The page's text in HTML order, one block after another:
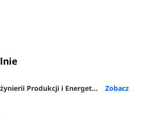
Produkcji i Energetyki URK